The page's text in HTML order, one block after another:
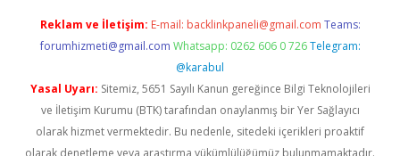
Reklam ve İletişim: E-mail: backlinkpaneli@gmail.com Teams:
forumhizmeti@gmail.com Whatsapp: 0262 606 0 726 Telegram:
@karabul
Yasal Uyarı: Sitemiz, 5651 Sayılı Kanun gereğince Bilgi Teknolojileri
ve İletişim Kurumu (BTK) tarafından onaylanmış bir Yer Sağlayıcı
olarak hizmet vermektedir. Bu nedenle, sitedeki içerikleri proaktif
olarak denetleme veya araştırma yükümlülüğümüz bulunmamaktadır.